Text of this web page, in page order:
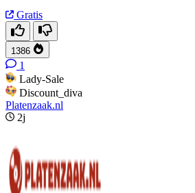
Gratis
1386
1
Lady-Sale
Discount_diva
Platenzaak.nl
2j